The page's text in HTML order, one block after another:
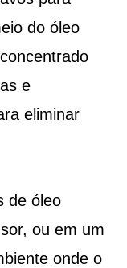
do óleo
e
eliminar
de óleo
ou em um
onde o